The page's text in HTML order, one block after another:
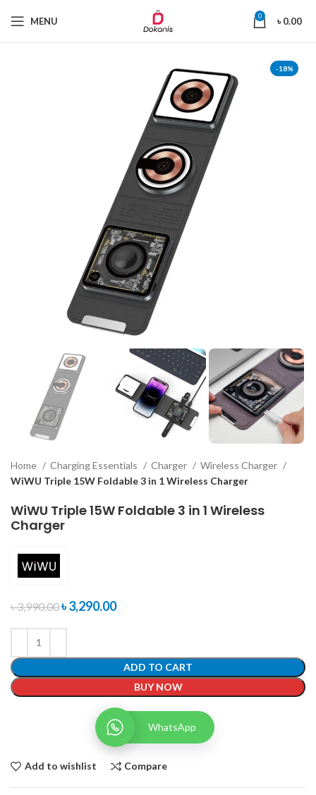
MENU 0 ৳0.00
-18%
Home Charging Essentials Charger
Wireless Charger
WiWU Triple 15W Foldable 3 in 1 Wireless Charger
WiWU Triple 15W Foldable 3 in 1 Wireless
Charger
৳3,990.00৳3,290.00
ADD TO CART
BUY NOW
WhatsApp
Add to wishlist Compare